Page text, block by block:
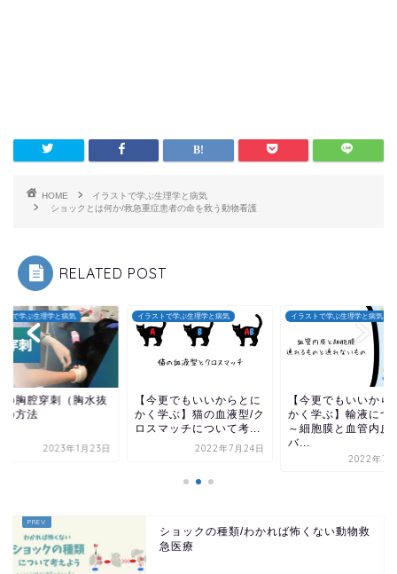
HOME
イラストで学ぶ生理学と病気
ショックとは何か/救急重症患者の命を救う動物看護
RELATED POST
トで学ぶ生理学と病気
の胸腔穿刺（胸水抜
の方法
2023年1月23日
イラストで学ぶ生理学と病気
【今更でもいいからとに
かく学ぶ】猫の血液型/ク
ロスマッチについて考...
2022年7月24日
イラストで学ぶ生理学と病気
【今更でもいいから
かく学ぶ】輸液につ
～細胞膜と血管内皮
バ...
2022年7
ショックの種類/わかれば怖くない動物救
急医療